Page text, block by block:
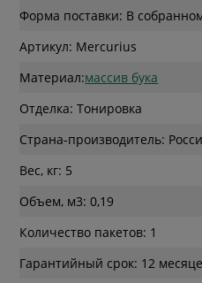
Форма поставки: В
Артикул: Mercurius
Материал:массив бука
Отделка: Тонировка
Страна-производитель:
Вес, кг: 5
Объем, м3: 0,19
Количество пакетов: 1
Гарантийный срок: 12